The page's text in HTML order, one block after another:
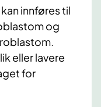
innføres til
og
eller lavere
for